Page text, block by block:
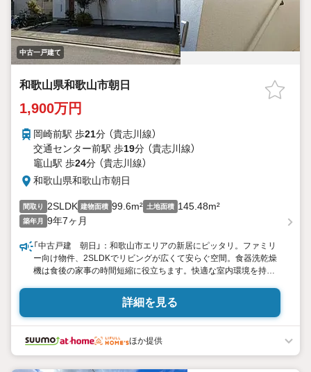
中古一戸建て
和歌山県和歌山市朝日
1,900万円
岡崎前駅 歩21分 （貴志川線）
交通センター前駅 歩19分 （貴志川線）
竈山駅 歩24分 （貴志川線）
和歌山県和歌山市朝日
間取り 2SLDK 建物面積 99.6m² 土地面積 145.48m²
築年月 9年7ヶ月
「中古戸建 朝日」：和歌山市エリアの新居にピッタリ。ファミリ
ー向け物件、2SLDKでリビングが広くて安らぐ空間。食器洗乾燥
機は食後の家事の時間短縮に役立ちます。快適な室内環境を持
いかがでしょうか。平成29年1月築の物件となり、室内も綺麗で
詳細を見る
ほか提供